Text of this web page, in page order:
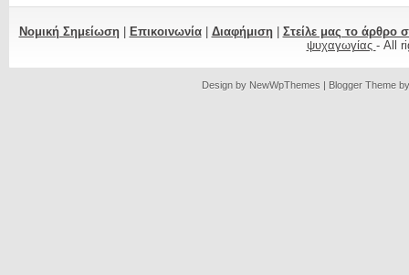
Νομική Σημείωση| Επικοινωνία| Διαφήμιση| Στείλε μας το άρθρο
ψυχαγωγίας - All
Design by NewWpThemes | Blogger Theme